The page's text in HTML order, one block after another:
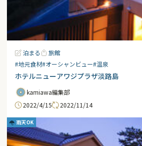
旅館
泊まる
#地元食材#オーシャンビュー#温泉
ホテルニューアワジプラザ淡路島
kamiawa編集部
2022/4/15
2022/11/14
雨天OK